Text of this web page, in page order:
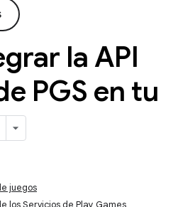
la API
PGS en tu
juegos
los Servicios de Play Games